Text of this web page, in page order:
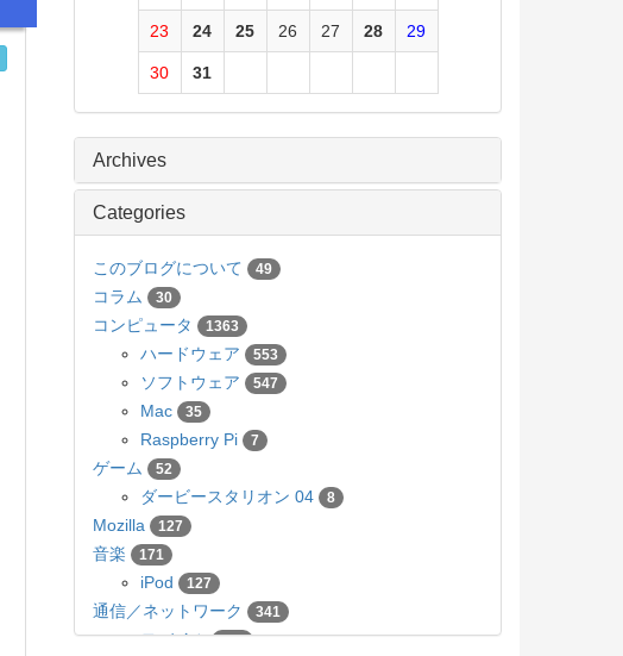
23 24 25 26 27 28 29
30 31
Archives
Categories
このブログについて 49
コラム 30
コンピュータ 1363
ハードウェア 553
ソフトウェア 547
Mac 35
Raspberry Pi 7
ゲーム 52
ダービースタリオン 04 8
Mozilla 127
音楽 171
iPod 127
通信／ネットワーク 341
モバイル 136